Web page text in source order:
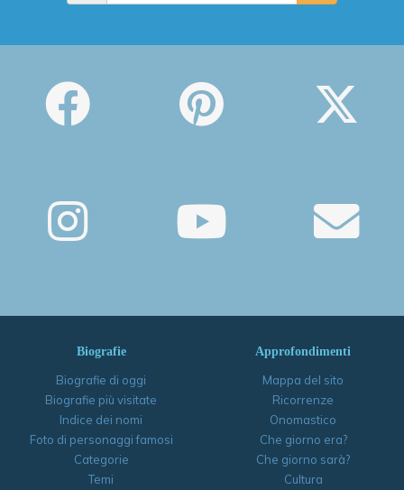
Biografie
Biografie di oggi
Biografie più visitate
Indice dei nomi
Foto di personaggi famosi
Categorie
Temi
Approfondimenti
Mappa del sito
Ricorrenze
Onomastico
Che giorno era?
Che giorno sarà?
Cultura